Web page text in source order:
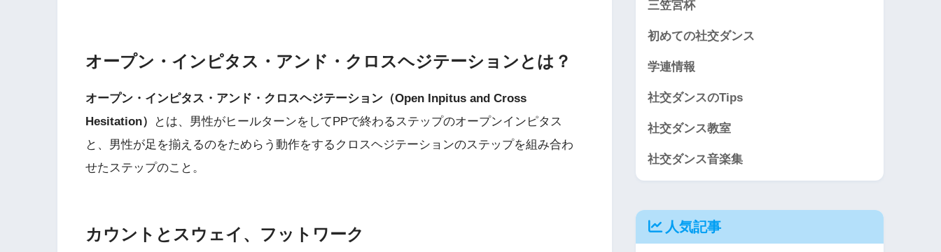
オープン・インピタス・アンド・クロスヘジテーションとは？
オープン・インピタス・アンド・クロスヘジテーション（Open Inpitus and Cross
Hesitation）
とは、男性がヒールターンをしてPPで終わるステップのオープンインピタス
と、男性が足を揃えるのをためらう動作をするクロスヘジテーションのステップを組み合わ
せたステップのこと。
カウントとスウェイ、フットワーク
三笠宮杯
初めての社交ダンス
学連情報
社交ダンスのTips
社交ダンス教室
社交ダンス音楽集
人気記事